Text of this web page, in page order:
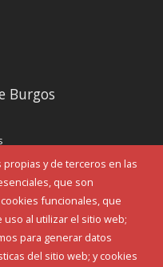
y de terceros en las
que son
funcionales, que
al utilizar el sitio web;
para generar datos
del sitio web; y cookies
Burgos